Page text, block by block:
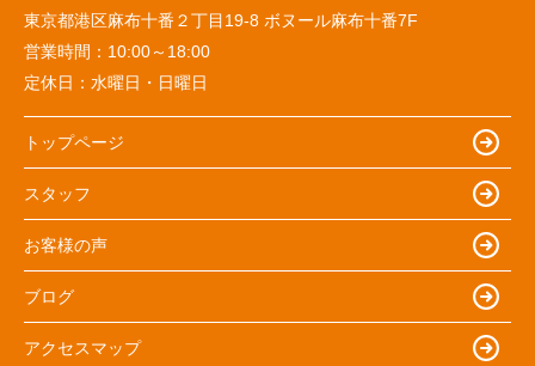
東京都港区麻布十番２丁目19-8 ボヌール麻布十番7F
営業時間： 10:00～18:00
定休日： 水曜日・日曜日
トップページ
スタッフ
お客様の声
ブログ
アクセスマップ